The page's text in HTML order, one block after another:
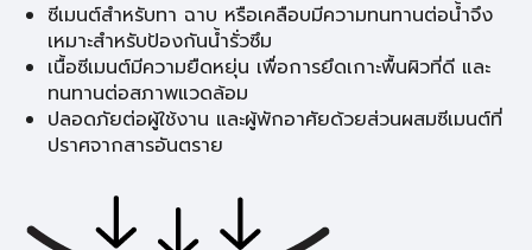
ซีเมนต์สำหรับทา ฉาบ หรือเคลือบมีความทนทานต่อน้ำจึง
เหมาะสำหรับป้องกันน้ำรั่วซึม
เนื้อซีเมนต์มีความยืดหยุ่น เพื่อการยึดเกาะพื้นผิวที่ดี และ
ทนทานต่อสภาพแวดล้อม
ปลอดภัยต่อผู้ใช้งาน และผู้พักอาศัยด้วยส่วนผสมซีเมนต์ที่
ปราศจากสารอันตราย